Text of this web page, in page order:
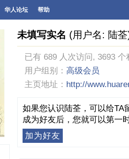
华人论坛 帮助
未填写实名 (用户名: 陆
已有 689 人次访问, 3693
用户组别： 高级会员
主页地址： http://
如果您认识陆荃，可以给TA
成为好友后，您就可以第一
加为好友